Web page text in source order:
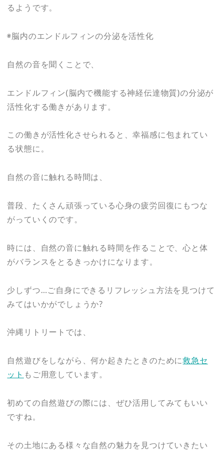
るようです。
◉脳内のエンドルフィンの分泌を活性化
自然の音を聞くことで、
エンドルフィン(脳内で機能する神経伝達物質)の分泌が
活性化する働きがあります。
この働きが活性化させられると、幸福感に包まれてい
る状態に。
自然の音に触れる時間は、
普段、たくさん頑張っている心身の疲労回復にもつな
がっていくのです。
時には、自然の音に触れる時間を作ることで、心と体
がバランスをとるきっかけになります。
少しずつ…ご自身にできるリフレッシュ方法を見つけて
みてはいかがでしょうか?
沖縄リトリートでは、
自然遊びをしながら、何か起きたときのために救急セ
ット もご用意しています。
初めての自然遊びの際には、ぜひ活用してみてもいい
ですね。
その土地にある様々な自然の魅力を見つけていきたい